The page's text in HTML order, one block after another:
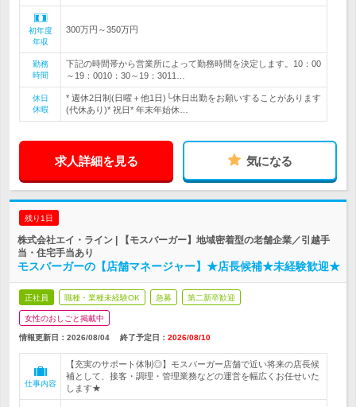
初年度
年収
300万円～350万円
勤務
時間
下記の時間帯から営業所によって勤務時間を決定します。10：00
～19：0010：30～19：3011…
休日
休暇
* 週休2日制(日曜＋他1日)└休日出勤をお願いすることがあります
(代休あり)* 祝日* 年末年始休…
求人詳細を見る 気になる
残り1日
株式会社エイ・ライン | 【モスバーガー】地域密着型の老舗企業／引越手
当・住宅手当あり
モスバーガーの【店舗マネージャー】★店長候補★未経験歓迎★
正社員 職種・業種未経験OK 急募 第二新卒歓迎
女性のおしごと掲載中
情報更新日：2026/08/04 終了予定日： 2026/08/10
仕事内容
【充実のサポート体制◎】モスバーガー店舗で近い将来の店長候
補として、接客・調理・管理業務などの運営を幅広くお任せいた
します★